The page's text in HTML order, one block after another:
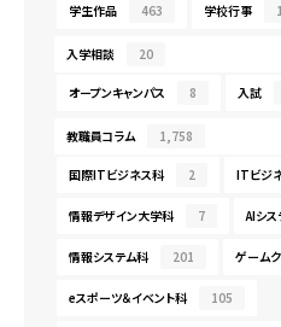
学生作品 463 学校行事
入学相談 20
オープンキャンパス 8 入試
教職員コラム 1,758
国際ITビジネス科 2 ITビジ
情報デザイン大学科 7 AIシ
情報システム科 201 ゲーム
eスポーツ＆イベント科 105